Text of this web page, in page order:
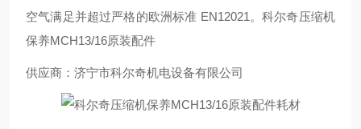
空气满足并超过严格的欧洲标准 EN12021。科尔奇压缩机
保养MCH13/16原装配件
供应商：济宁市科尔奇机电设备有限公司